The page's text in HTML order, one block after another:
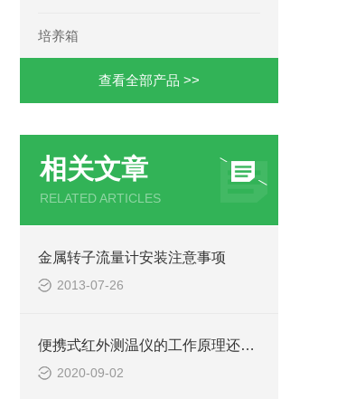
培养箱
查看全部产品 >>
相关文章
RELATED ARTICLES
金属转子流量计安装注意事项
2013-07-26
便携式红外测温仪的工作原理还不快来了解下！
2020-09-02